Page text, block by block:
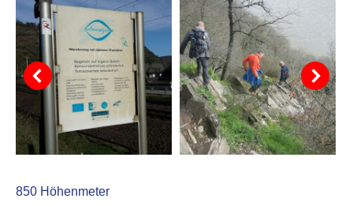
850 Höhenmeter